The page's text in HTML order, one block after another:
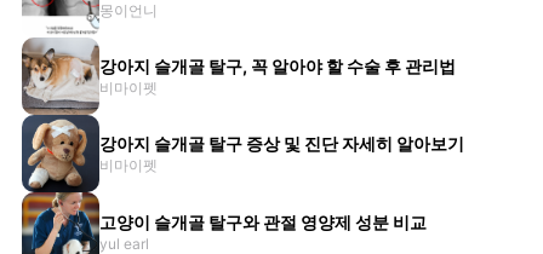
몽이언니
강아지 슬개골 탈구, 꼭 알아야 할 수술 후 관리법
비마이펫
강아지 슬개골 탈구 증상 및 진단 자세히 알아보기
비마이펫
고양이 슬개골 탈구와 관절 영양제 성분 비교
yul earl